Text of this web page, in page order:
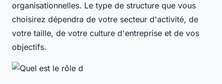
organisationnelles. Le type de structure que vous
choisirez dépendra de votre secteur d'activité, de
votre taille, de votre culture d'entreprise et de vos
objectifs.